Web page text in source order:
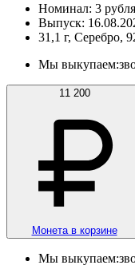
Номинал: 3 рубля
Выпуск:
31,1 г, Серебро,
Мы выкупаем:
11 200
Монета в корзине
Мы выкупаем: